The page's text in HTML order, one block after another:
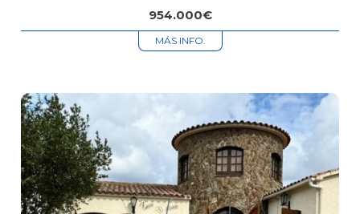
954.000€
MÁS INFO.